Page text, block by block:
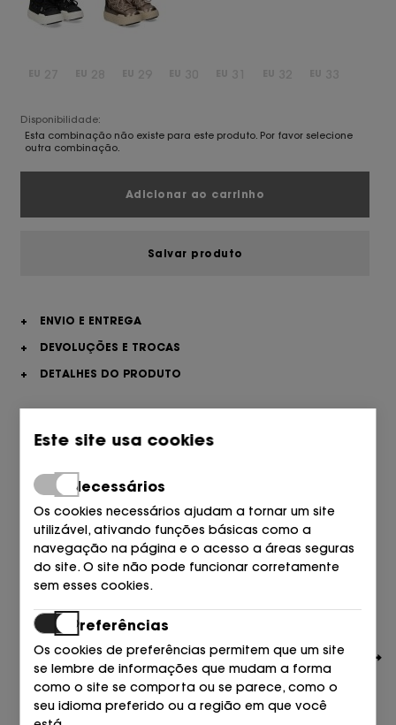
Disponibilidade:
Esta combinação não existe para este produto. Por favor selecione
outra combinação.
Adicionar ao carrinho
Salvar produto
+
ENVIO E ENTREGA
+
DEVOLUÇÕES E TROCAS
+
DETALHES DO PRODUTO
Este site usa cookies
Necessários
Os cookies necessários ajudam a tornar um site
utilizável, ativando funções básicas como a
navegação na página e o acesso a áreas seguras
do site. O site não pode funcionar corretamente
sem esses cookies.
Preferências
Os cookies de preferências permitem que um site
se lembre de informações que mudam a forma
como o site se comporta ou se parece, como o
seu idioma preferido ou a região em que você